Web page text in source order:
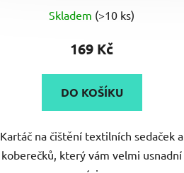
Skladem (>10 ks)
169 Kč
DO KOŠÍKU
Kartáč na čištění textilních sedaček a
koberečků, který vám velmi usnadní